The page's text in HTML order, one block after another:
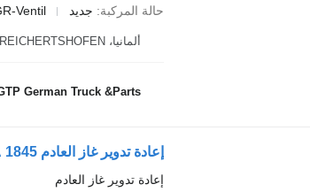
حالة المركبة
جديد Ventil
ألمانيا، REICHERTSHOFEN
German Truck &Parts
إعادة تدوير غاز العادم 1845 LS A لـ الشاحنات Mercedes-Benz ACTROS MP4
إعادة تدوير غاز العادم